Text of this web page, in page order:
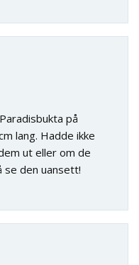
på
lang. Hadde ikke
ut eller om de
se den uansett!